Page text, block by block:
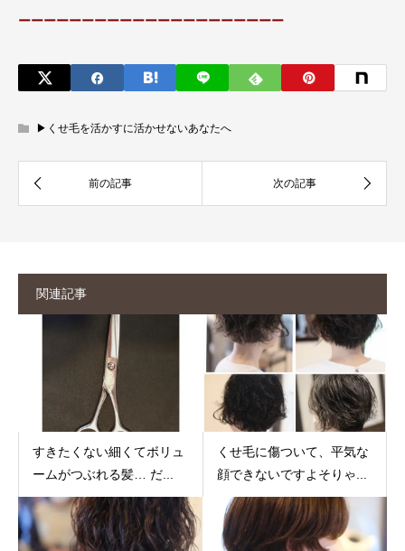
ーーーーーーーーーーーーーーーーーーーーー
▶︎くせ毛を活かすに活かせないあなたへ
関連記事
すきたくない細くてボリュ
ームがつぶれる髪… だ...
くせ毛に傷ついて、平気な
顔できないですよそりゃ...